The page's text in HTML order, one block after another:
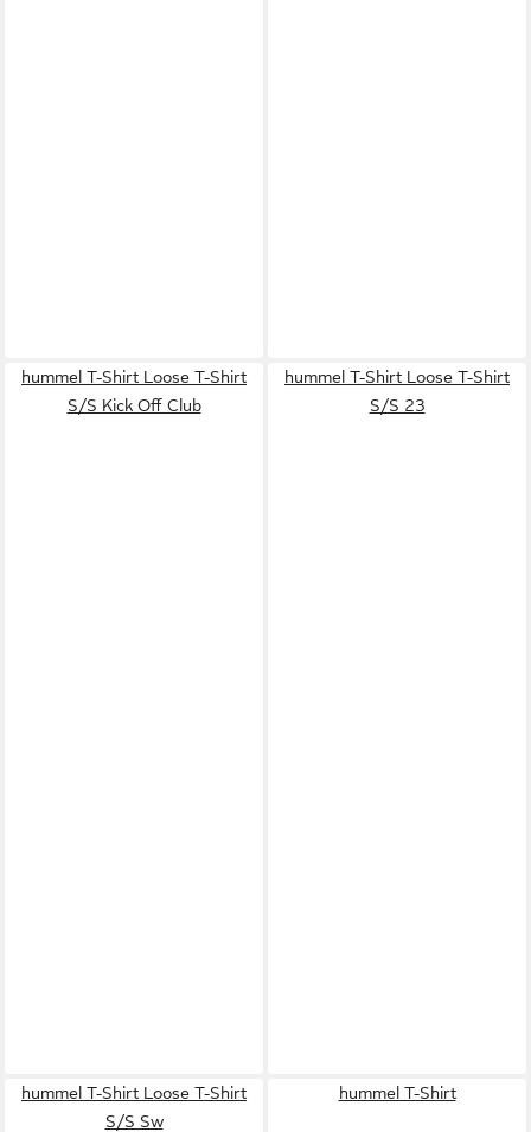
hummel T-Shirt Loose T-Shirt
S/S Kick Off Club
hummel T-Shirt Loose T-Shirt
S/S 23
hummel T-Shirt Loose T-Shirt
S/S Sw
hummel T-Shirt